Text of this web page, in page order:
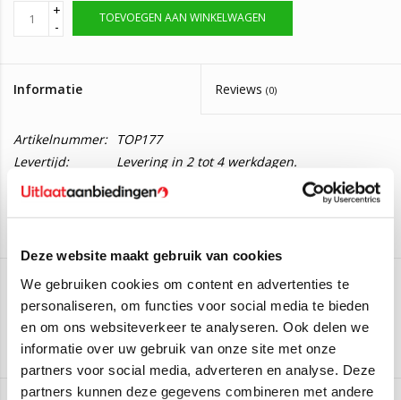
Deze website maakt gebruik van cookies
We gebruiken cookies om content en advertenties te
personaliseren, om functies voor social media te bieden
en om ons websiteverkeer te analyseren. Ook delen we
informatie over uw gebruik van onze site met onze
partners voor social media, adverteren en analyse. Deze
partners kunnen deze gegevens combineren met andere
+
-
TOEVOEGEN AAN WINKELWAGEN
Informatie Reviews (0)
Artikelnummer:
TOP177
Levertijd:
Levering in 2 tot 4 werkdagen.
Katalysator Mercedes C-Klasse / E-Klasse
Deze katalysator is geschikt voor de volgende modellen:
Mercedes C-Klasse C200125KW/170PK - 2003 t/m 2014
Mercedes C-Klasse C200
Mercedes C-Klasse C230141KW/192PK - 2003 t/m 2014
Mercedes C-Klasse C180 115KW/156PK - 2008 t/m 2014
Mercedes C-Klasse C200
135KW/184PK - 2007 t/m 2014
AS
Aan verlanglijst toevoegen Toevoegen om te vergelijken